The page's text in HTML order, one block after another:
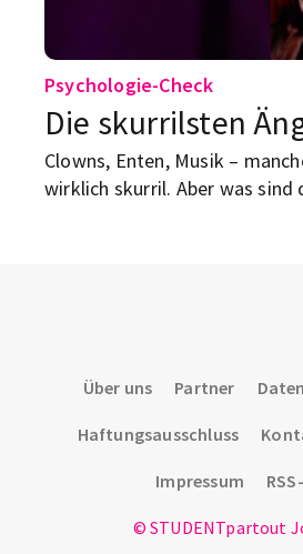
Psychologie-Check
Die skurrilsten
Clowns, Enten, Musik –
wirklich skurril. Aber was sind
Über uns Partner
Haftungsausschluss
Impressum
© STUDENTpartout